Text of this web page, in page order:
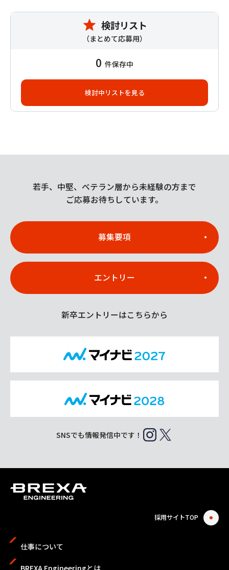
star 検討リスト
（まとめて応募用）
0 件保存中
検討中リストを見る
若手、中堅、ベテラン層から未経験の方まで
ご応募お待ちしています。
募集要項
エントリー
新卒エントリーはこちらから
SNSでも情報発信中です！
採用サイトTOP
仕事について
BREXA Engineeringとは